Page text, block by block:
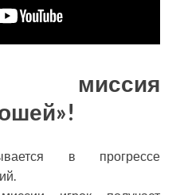
миссия
в прогрессе